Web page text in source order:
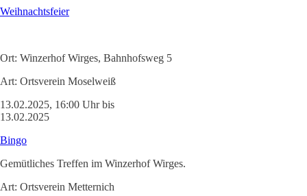
Weihnachtsfeier
Ort: Winzerhof Wirges, Bahnhofsweg 5
Art: Ortsverein Moselweiß
13.02.2025, 16:00 Uhr bis
13.02.2025
Bingo
Gemütliches Treffen im Winzerhof Wirges.
Art: Ortsverein Metternich